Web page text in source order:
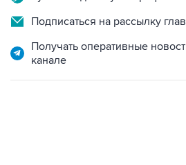
Получать оперативные